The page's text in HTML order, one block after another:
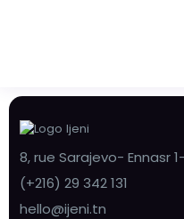
8, rue Sarajevo- Ennasr
(+216) 29 342 131
hello@ijeni.tn